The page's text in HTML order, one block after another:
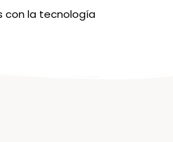
con la tecnología